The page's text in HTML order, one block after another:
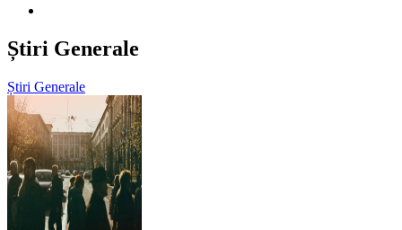
Știri Generale
Știri Generale